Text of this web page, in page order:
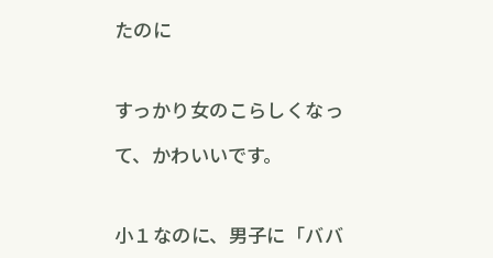
たのに
すっかり女のこらしくなっ
て、かわいいです。
小１なのに、男子に「ババ